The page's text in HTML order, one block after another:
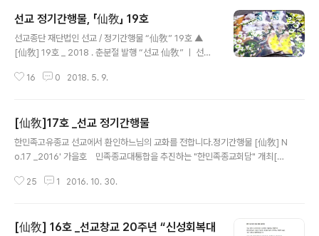
(時正原主)님의 선(仙)문화 발행의 취지와 선(仙)문화의
의미에 대한 강연이 진행되었습니다. 『仙문화』 창간호 발
행을 축하하며 선교 교화원 선화원(仙花院)에서 준비한
道)를 대중화한 생활선도를 전수하는 뜻깊은 음력 개천절
선교 정기간행물, 「仙敎」 19호
선교종단 재단법인 선교 / 정기간행물 “仙敎” 19호 ▲
[仙敎] 19호 _ 2018 . 춘분절 발행 “선교 仙敎” ㅣ 선교
발행하는 민족종교 선교 정기간행물 "[선교] 19호" 가 발
환인 · 선교창교주 취정원사 · 취정원사님의 선학 공개강연
· 선교의례 · 시정원주님의 정화수기도 · 선교종단의 소식 ·
선교수행법 선도(仙道) · 선도공법 · 선교 사상과 철학을 집
어 선교를 신앙하는 선제님들과 일반대중의 포덕교화에 힘
16 0 2018. 5. 9.
[仙敎]17호 _선교 정기간행물
한민족고유종교 선교에서 환인하느님의 교화를 전합니다.정기간행물 [仙敎] N
o.17 _2016' 가을호 민족종교대통합을 추진하는 "한민족종교회담" 개최[仙
지 못하는 힘없는 민족종교가 아니라,오로지 환인상제를 신앙하는 한민족 하느
민족종교인과 만백성이 환인하느님께 귀의하여 내 안의 환인하느님의 씨앗을
25 1 2016. 10. 30.
[仙敎] 16호 _선교창교 20주년 “신성회복대